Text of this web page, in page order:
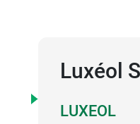
Luxéol
LUXEOL